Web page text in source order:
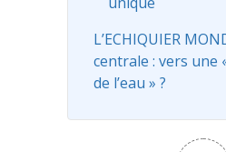
L’ECHIQUIER
centrale : vers une
de l’eau » ?